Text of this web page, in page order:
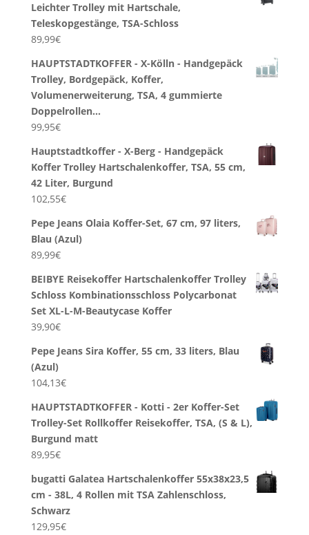
Leichter Trolley mit Hartschale,
Teleskopgestänge, TSA-Schloss
89,99€
HAUPTSTADTKOFFER - X-Kölln - Handgepäck
Trolley, Bordgepäck, Koffer,
Volumenerweiterung, TSA, 4 gummierte
Doppelrollen…
99,95€
Hauptstadtkoffer - X-Berg - Handgepäck
Koffer Trolley Hartschalenkoffer, TSA, 55 cm,
42 Liter, Burgund
102,55€
Pepe Jeans Olaia Koffer-Set, 67 cm, 97 liters,
Blau (Azul)
89,99€
BEIBYE Reisekoffer Hartschalenkoffer Trolley
Schloss Kombinationsschloss Polycarbonat
Set XL-L-M-Beautycase Koffer
39,90€
Pepe Jeans Sira Koffer, 55 cm, 33 liters, Blau
(Azul)
104,13€
HAUPTSTADTKOFFER - Kotti - 2er Koffer-Set
Trolley-Set Rollkoffer Reisekoffer, TSA, (S & L),
Burgund matt
89,95€
bugatti Galatea Hartschalenkoffer 55x38x23,5
cm - 38L, 4 Rollen mit TSA Zahlenschloss,
Schwarz
129,95€